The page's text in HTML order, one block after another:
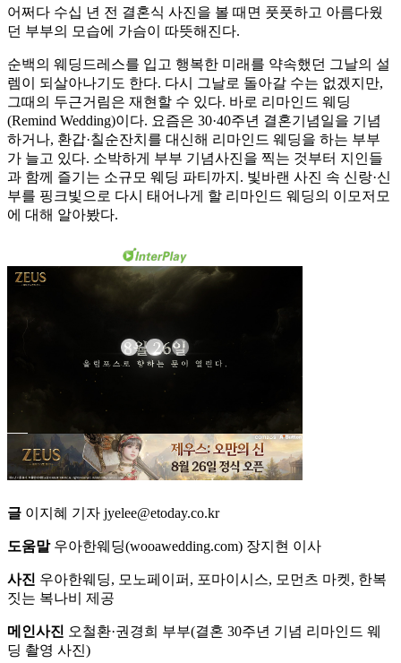
어쩌다 수십 년 전 결혼식 사진을 볼 때면 풋풋하고 아름다웠
던 부부의 모습에 가슴이 따뜻해진다.
순백의 웨딩드레스를 입고 행복한 미래를 약속했던 그날의 설
렘이 되살아나기도 한다. 다시 그날로 돌아갈 수는 없겠지만,
그때의 두근거림은 재현할 수 있다. 바로 리마인드 웨딩
(Remind Wedding)이다. 요즘은 30·40주년 결혼기념일을 기념
하거나, 환갑·칠순잔치를 대신해 리마인드 웨딩을 하는 부부
가 늘고 있다. 소박하게 부부 기념사진을 찍는 것부터 지인들
과 함께 즐기는 소규모 웨딩 파티까지. 빛바랜 사진 속 신랑·신
부를 핑크빛으로 다시 태어나게 할 리마인드 웨딩의 이모저모
에 대해 알아봤다.
글 이지혜 기자 jyelee@etoday.co.kr
도움말우아한웨딩(wooawedding.com) 장지현 이사
사진 우아한웨딩, 모노페이퍼, 포마이시스, 모먼츠 마켓, 한복
짓는 복나비 제공
메인사진 오철환·권경희 부부(결혼 30주년 기념 리마인드 웨
딩 촬영 사진)